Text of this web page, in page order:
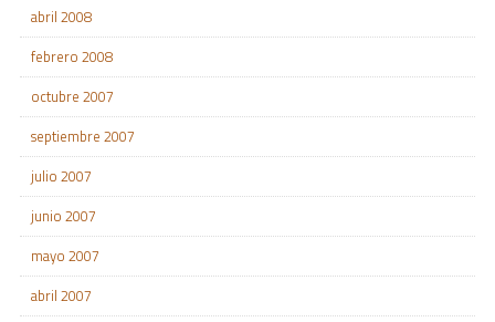
abril 2008
febrero 2008
octubre 2007
septiembre 2007
julio 2007
junio 2007
mayo 2007
abril 2007